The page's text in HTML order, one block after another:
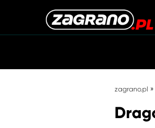
zagrano.pl »